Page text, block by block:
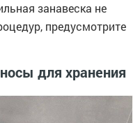
занавеска не
предусмотрите
для хранения